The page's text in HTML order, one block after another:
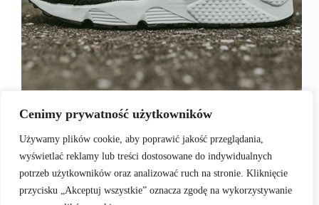
Cenimy prywatność użytkowników
Używamy plików cookie, aby poprawić jakość przeglądania,
wyświetlać reklamy lub treści dostosowane do indywidualnych
potrzeb użytkowników oraz analizować ruch na stronie. Kliknięcie
przycisku „Akceptuj wszystkie” oznacza zgodę na wykorzystywanie
świata kicksów zapraszamy do zapoznania się z
drugą częścią cyklu Garść Newsów, w której
prezentujemy zarówno modele, które niedawno
trafiły do sklepów, jak i te, które dopiero zadebiutują
na półki. W dzisiejszym wpisie zobaczysz
współczesne…
admin
2017-08-10